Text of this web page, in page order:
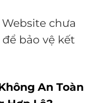
Website chưa
bảo vệ kết
An Toàn